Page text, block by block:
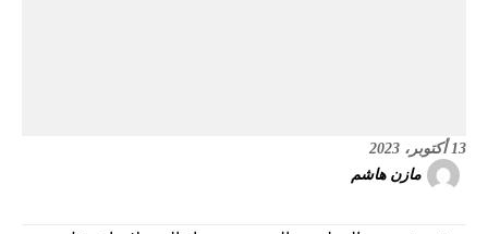
13 أكتوبر، 2023
مازن هاشم